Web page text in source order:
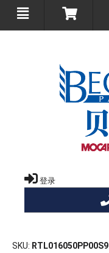
登录
SKU RTL016050PP00S9